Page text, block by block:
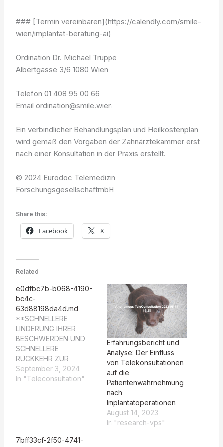
### [Termin vereinbaren](https://calendly.com/smile-
wien/implantat-beratung-ai)
Ordination Dr. Michael Truppe
Albertgasse 3/6 1080 Wien
Telefon 01 408 95 00 66
Email ordination@smile.wien
Ein verbindlicher Behandlungsplan und Heilkostenplan
wird gemäß den Vorgaben der Zahnärztekammer erst
nach einer Konsultation in der Praxis erstellt.
© 2024 Eurodoc Telemedizin
ForschungsgesellschaftmbH
Share this:
Facebook X
Related
e0dfbc7b-b068-4190-
bc4c-
63d88198da4d.md
**SCHNELLERE
LINDERUNG IHRER
BESCHWERDEN UND
SCHNELLERE
RÜCKKEHR ZUR
NORMALITÄT** **Eine
innovative
Aufgrund Ihrer mittleren
September 3, 2024
In "Teleconsultation"
Erfahrungsbericht und
Analyse: Der Einfluss
von Telekonsultationen
auf die
Patientenwahrnehmung
nach
Implantatoperationen
August 14, 2023
In "research-vps"
7bff33cf-2f50-4741-